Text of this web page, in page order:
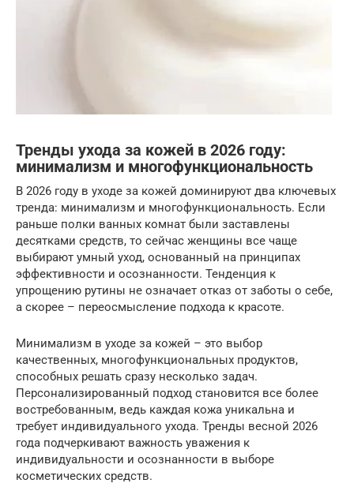
Тренды ухода за кожей в 2026 году:
минимализм и многофункциональность
В 2026 году в уходе за кожей доминируют два ключевых
тренда: минимализм и многофункциональность. Если
раньше полки ванных комнат были заставлены
десятками средств, то сейчас женщины все чаще
выбирают умный уход, основанный на принципах
эффективности и осознанности. Тенденция к
упрощению рутины не означает отказ от заботы о себе,
а скорее – переосмысление подхода к красоте.
Минимализм в уходе за кожей – это выбор
качественных, многофункциональных продуктов,
способных решать сразу несколько задач.
Персонализированный подход становится все более
востребованным, ведь каждая кожа уникальна и
требует индивидуального ухода. Тренды весной 2026
года подчеркивают важность уважения к
индивидуальности и осознанности в выборе
косметических средств.